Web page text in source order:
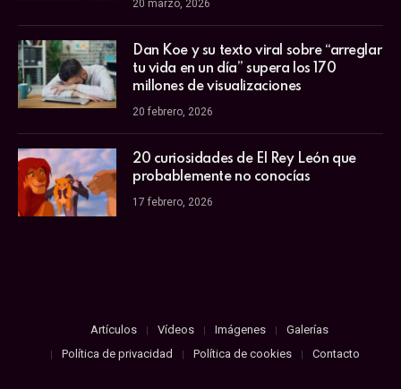
20 marzo, 2026
Dan Koe y su texto viral sobre “arreglar
tu vida en un día” supera los 170
millones de visualizaciones
20 febrero, 2026
20 curiosidades de El Rey León que
probablemente no conocías
17 febrero, 2026
Artículos Vídeos Imágenes
Galerías
Política de privacidad
Política de cookies Contacto